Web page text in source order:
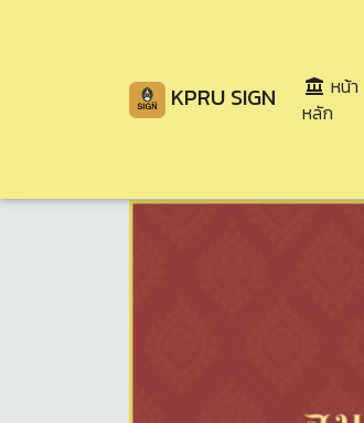
KPRU SIGN
หน้า
หลัก